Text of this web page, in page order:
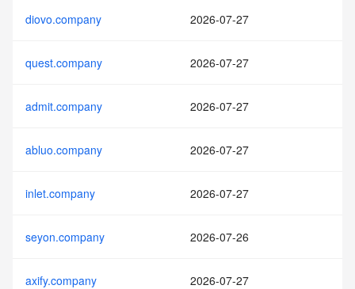
diovo.company 2026-07-27
quest.company 2026-07-27
admit.company 2026-07-27
abluo.company 2026-07-27
inlet.company 2026-07-27
seyon.company 2026-07-26
axify.company 2026-07-27